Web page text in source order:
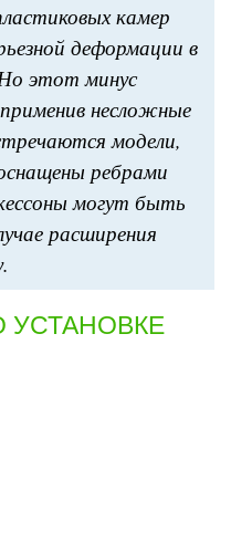
камер
деформации в
этот минус
несложные
модели,
ребрами
могут быть
расширения